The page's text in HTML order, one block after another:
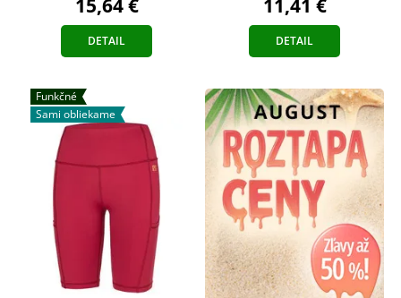
15,64 €
DETAIL
11,41 €
DETAIL
Funkčné
Sami obliekame